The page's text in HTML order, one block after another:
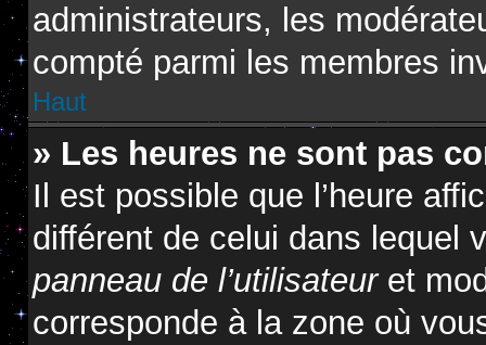
administrateurs, les
compté parmi les membres
Haut
» Les heures ne sont pas
Il est possible que l’heure
différent de celui dans lequel
panneau de l’utilisateuret
corresponde à la zone où